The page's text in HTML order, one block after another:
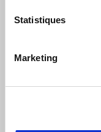
Statistiques
Marketing